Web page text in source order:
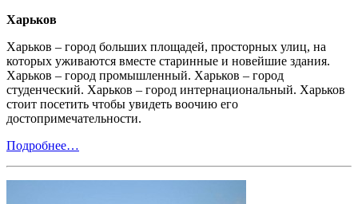
Харьков
Харьков – город больших площадей, просторных улиц, на
которых уживаются вместе старинные и новейшие здания.
Харьков – город промышленный. Харьков – город
студенческий. Харьков – город интернациональный. Харьков
стоит посетить чтобы увидеть воочию его
достопримечательности.
Подробнее…